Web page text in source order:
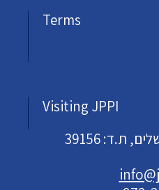
Terms
Visiting JPPI
ת.ד: 39156